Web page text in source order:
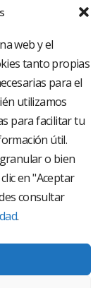
web y el
tanto propias
para el
utilizamos
para facilitar tu
útil.
o bien
en "Aceptar
consultar
.
proveedores
creado
a una
asistencial
médicos